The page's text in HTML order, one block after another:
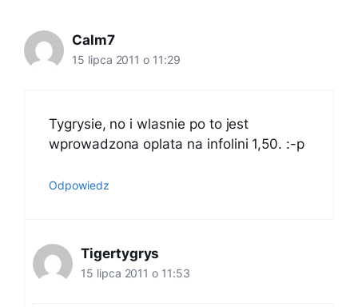
Calm7
15 lipca 2011 o 11:29
Tygrysie, no i wlasnie po to jest
wprowadzona oplata na infolini 1,50. :-p
Odpowiedz
Tigertygrys
15 lipca 2011 o 11:53